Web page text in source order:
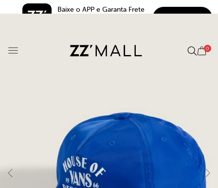
Baixe o APP e Garanta Frete
0